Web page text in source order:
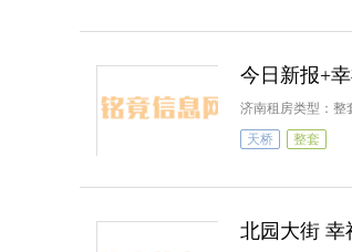
今日新报+
济南租房类型：整
天桥
整套
北园大街 幸